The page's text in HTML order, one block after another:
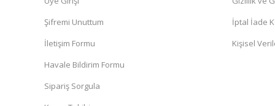
Şifremi Unuttum
İletişim Formu
Havale Bildirim Formu
Sipariş Sorgula
İptal İade
Kişisel